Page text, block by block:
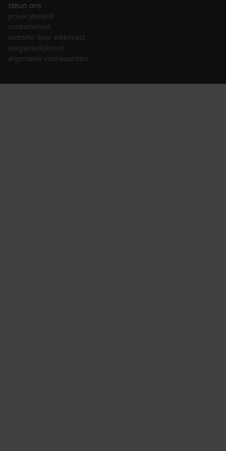
steun ons
privacybeleid
cookiebeleid
website door webreact
toegankelijkheid
algemene voorwaarden